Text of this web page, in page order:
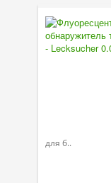
для б..